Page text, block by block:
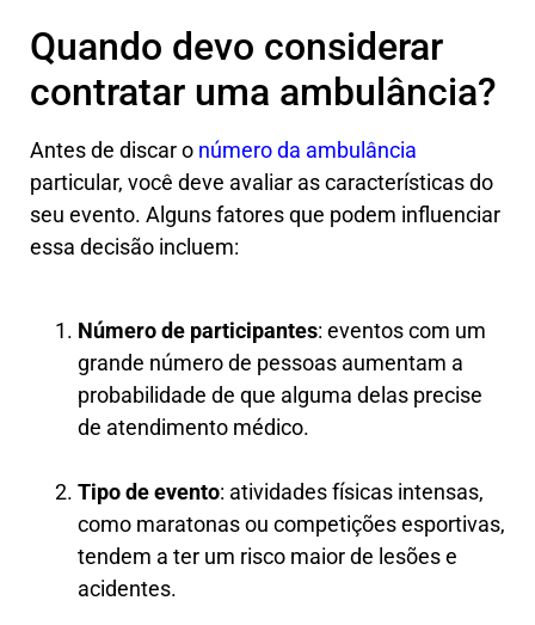
Quando devo considerar
contratar uma ambulância?
Antes de discar o número da ambulância
particular, você deve avaliar as características do
seu evento. Alguns fatores que podem influenciar
essa decisão incluem:
Número de participantes: eventos com um
grande número de pessoas aumentam a
probabilidade de que alguma delas precise
de atendimento médico.
Tipo de evento: atividades físicas intensas,
como maratonas ou competições esportivas,
tendem a ter um risco maior de lesões e
acidentes.